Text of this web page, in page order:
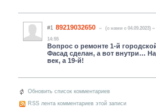
#1 89219032650 (c нами с 04.09.2023)
14:55
Вопрос о ремонте 1-й
Фасад сделан, а вот внутри…
век, а 19-й!
Обновить список комментариев
RSS лента комментариев этой записи